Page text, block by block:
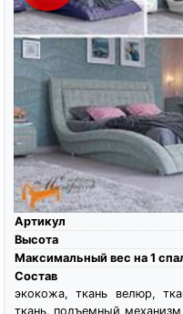
Артикул
Высота
Максимальный вес на 1
Состав
экокожа, ткань велюр,
ткань, подъемный